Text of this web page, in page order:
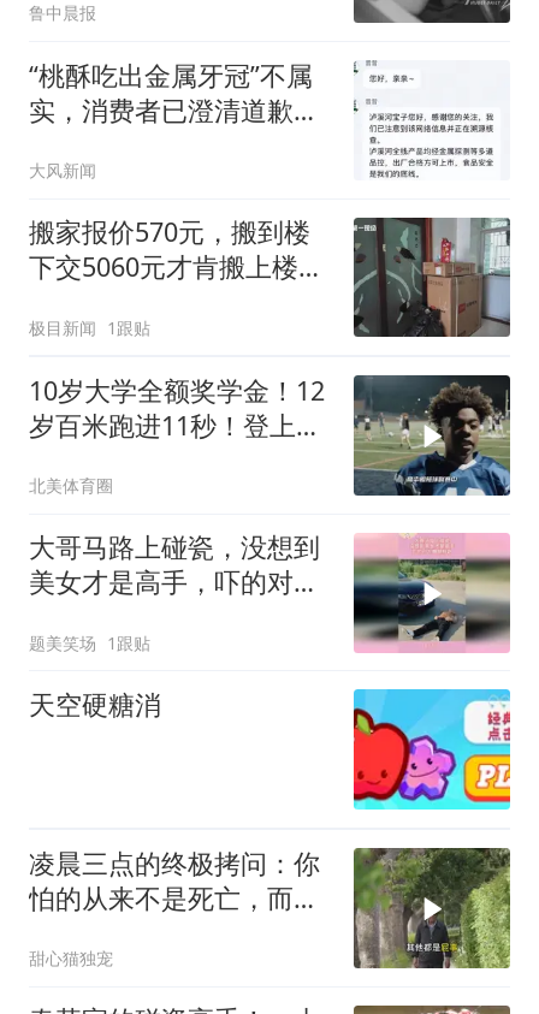
1小时后23人全部上岸，
一家三口执意支付“救援
费”被民警微笑婉拒
鲁中晨报
“桃酥吃出金属牙冠”不属
实，消费者已澄清道歉，
解：消费者为高龄老人，
公司也需要快速回归生产
大风新闻
搬家报价570元，搬到楼
下交5060元才肯搬上楼！
极目新闻 1跟贴
10岁大学全额奖学金！12
岁百米跑进11秒！登上超
怎样了？
北美体育圈
大哥马路上碰瓷，没想到
美女才是高手，吓的对方
题美笑场 1跟贴
天空硬糖消
凌晨三点的终极拷问：你
怕的从来不是死亡，而是
甜心猫独宠